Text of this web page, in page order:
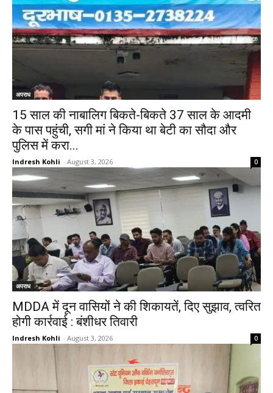
अपराध
15 साल की नाबालिग बिकते-बिकते 37 साल के आदमी
के पास पहुंची, सगी मां ने किया था बेटी का सौदा और
पुलिस में करा...
Indresh Kohli - August 3, 2026 0
अपराध
MDDA में दून वासियों ने की शिकायतें, दिए सुझाव, त्वरित
होगी कार्रवाई : बंशीधर तिवारी
Indresh Kohli - August 3, 2026 0